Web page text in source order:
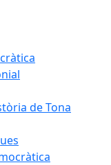
de Tona